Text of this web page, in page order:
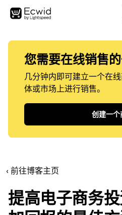
您需要在线销售
几分钟内即可建立一个在
体或市场上进行销售。
创建一个
‹ 前往博客主页
提高电子商务